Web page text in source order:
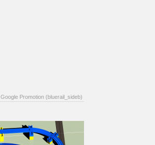
Google Promotion (bluerail_sideb)